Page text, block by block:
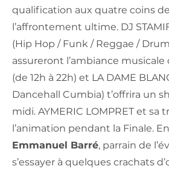
qualification aux quatre coins de
l’affrontement ultime. DJ
(Hip Hop / Funk / Reggae / Drum
assureront l’ambiance
(de 12h à 22h) et LA DAME
Dancehall Cumbia) t’offrira un
midi. AYMERIC LOMPRET et sa
l’animation pendant la Finale.
Emmanuel Barré, parrain de
s’essayer à quelques crachats